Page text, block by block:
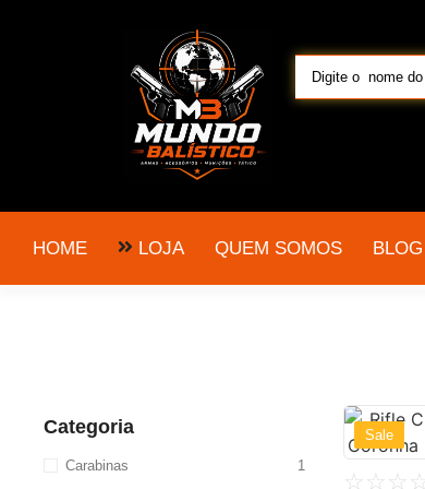
HOME LOJA QUEM SOMOS BLOG
Categoria
Carabinas 1
Sale
☆ ☆ ☆ ☆